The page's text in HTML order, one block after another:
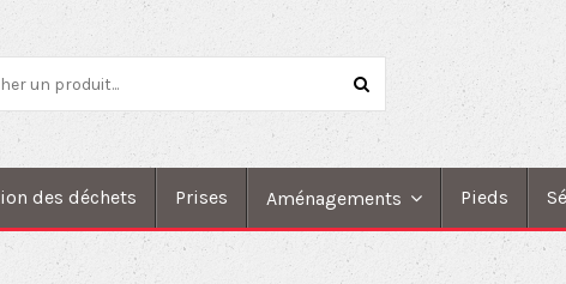
des déchets Prises Aménagements Pieds